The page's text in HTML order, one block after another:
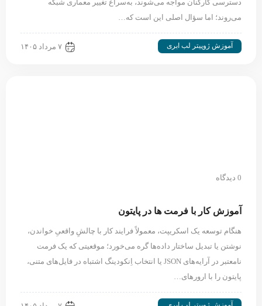
دسترسی کارکنان مواجه می‌شوند، به‌سراغ تغییر معماری شبکه
می‌روند؛ اما سؤال اصلی این است که…
آموزش ژوپیتر لب ابری ۷ مرداد ۱۴۰۵
0 دیدگاه
آموزش کار با فرمت ها در پایتون
هنگام توسعه یک اسکریپت، معمولاً فرایند کار با چالشِ واقعیِ خواندن،
نوشتن یا تبدیل ساختار داده‌ها گره می‌خورد؛ موقعیتی که یک فرمت
نامعتبر در آرایه‌های JSON یا انتخاب اِنکودینگ اشتباه در فایل‌های متنی،
پایتون را با ارورهای…